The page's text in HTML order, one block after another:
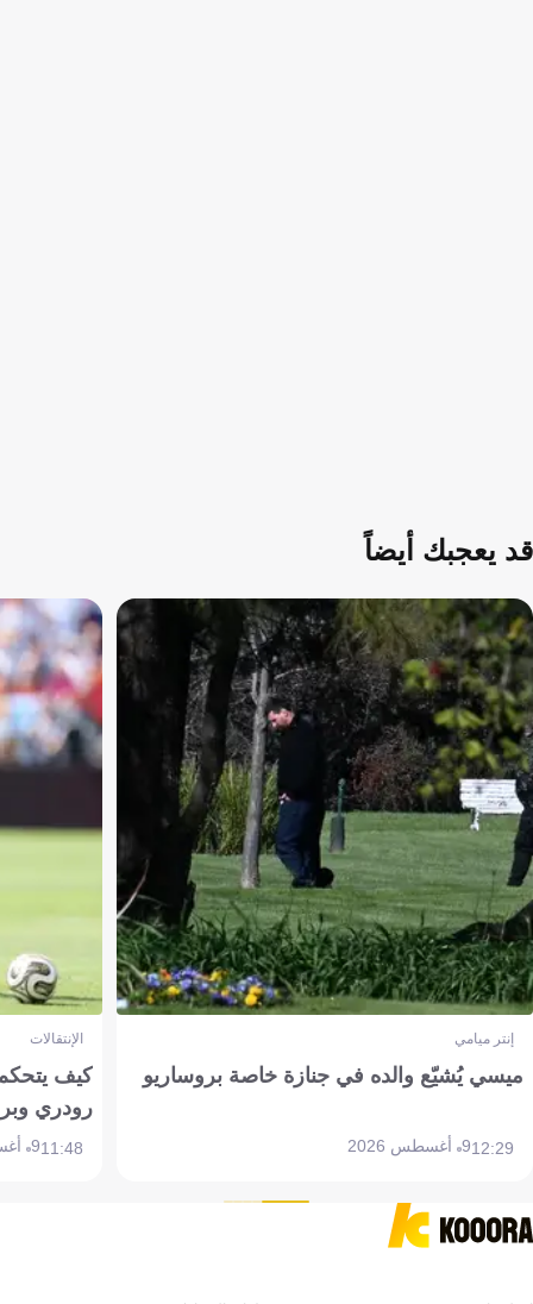
قد يعجبك أيضاً
إنتر ميامي
ميسي يُشيّع والده في جنازة خاصة بروساريو
12:299 أغسطس 2026
الإنتقالات
كيف
رودري
11:489 أغسطس 2026